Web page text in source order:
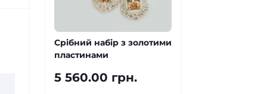
Срібний набір з золотими
пластинами
5 560.00 грн.